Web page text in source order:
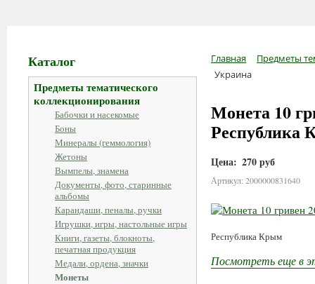
Каталог
Предметы тематического
коллекционирования
Бабочки и насекомые
Боны
Минералы (геммология)
Жетоны
Вымпелы, знамена
Документы, фото, старинные
альбомы
Карандаши, пеналы, ручки
Игрушки, игры, настольные игры
Книги, газеты, блокноты,
печатная продукция
Медали, ордена, значки
Монеты
Главная
Предметы
Украина
Монета 10
Республика
Цена: 270 руб
Артикул: 2000000831640
Республика Крым
Посмотреть еще в